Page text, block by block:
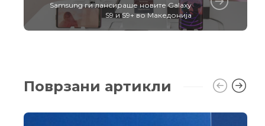
Samsung ги лансираше новите Galaxy
S9 и S9+ во Македонија
Поврзани артикли